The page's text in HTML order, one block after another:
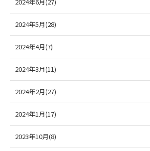
2024年5月(28)
2024年4月(7)
2024年3月(11)
2024年2月(27)
2024年1月(17)
2023年10月(8)